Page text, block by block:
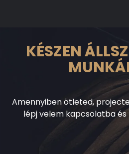
KÉSZEN
Amennyiben ötleted,
lépj velem kapcsolatba